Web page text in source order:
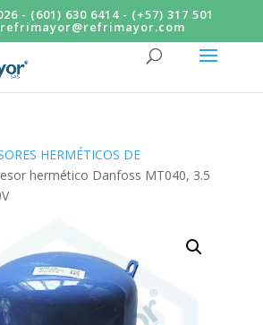
- (601) 630 6414 - (+57) 317 501
refrimayor@refrimayor.com
HERMÉTICOS DE
hermético Danfoss MT040, 3.5